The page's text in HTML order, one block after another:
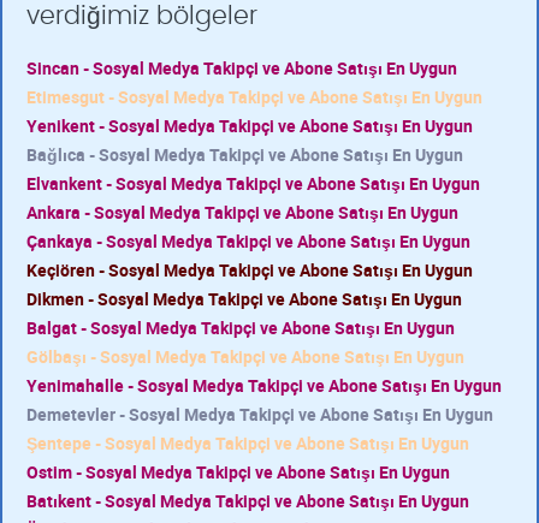
verdiğimiz bölgeler
Sincan - Sosyal Medya Takipçi ve Abone Satışı En Uygun
Etimesgut - Sosyal Medya Takipçi ve Abone Satışı En Uygun
Yenikent - Sosyal Medya Takipçi ve Abone Satışı En Uygun
Bağlıca - Sosyal Medya Takipçi ve Abone Satışı En Uygun
Elvankent - Sosyal Medya Takipçi ve Abone Satışı En Uygun
Ankara - Sosyal Medya Takipçi ve Abone Satışı En Uygun
Çankaya - Sosyal Medya Takipçi ve Abone Satışı En Uygun
Keçiören - Sosyal Medya Takipçi ve Abone Satışı En Uygun
Dikmen - Sosyal Medya Takipçi ve Abone Satışı En Uygun
Balgat - Sosyal Medya Takipçi ve Abone Satışı En Uygun
Gölbaşı - Sosyal Medya Takipçi ve Abone Satışı En Uygun
Yenimahalle - Sosyal Medya Takipçi ve Abone Satışı En Uygun
Demetevler - Sosyal Medya Takipçi ve Abone Satışı En Uygun
Şentepe - Sosyal Medya Takipçi ve Abone Satışı En Uygun
Ostim - Sosyal Medya Takipçi ve Abone Satışı En Uygun
Batıkent - Sosyal Medya Takipçi ve Abone Satışı En Uygun